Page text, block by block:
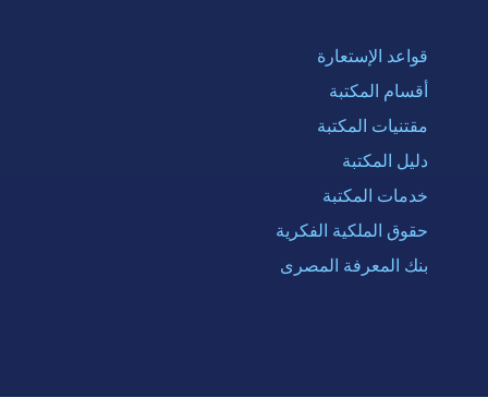
قواعد الإستعارة
أقسام المكتبة
مقتنيات المكتبة
دليل المكتبة
خدمات المكتبة
حقوق الملكية الفكرية
بنك المعرفة المصرى